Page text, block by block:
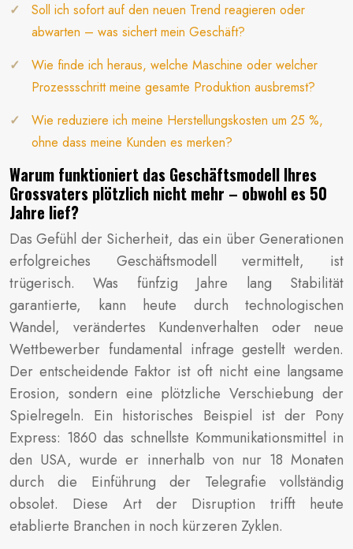
Soll ich sofort auf den neuen Trend reagieren oder
abwarten – was sichert mein Geschäft?
Wie finde ich heraus, welche Maschine oder welcher
Prozessschritt meine gesamte Produktion ausbremst?
Wie reduziere ich meine Herstellungskosten um 25 %,
ohne dass meine Kunden es merken?
Warum funktioniert das Geschäftsmodell Ihres
Grossvaters plötzlich nicht mehr – obwohl es 50
Jahre lief?
Das Gefühl der Sicherheit, das ein über Generationen
erfolgreiches Geschäftsmodell vermittelt, ist
trügerisch. Was fünfzig Jahre lang Stabilität
garantierte, kann heute durch technologischen
Wandel, verändertes Kundenverhalten oder neue
Wettbewerber fundamental infrage gestellt werden.
Der entscheidende Faktor ist oft nicht eine langsame
Erosion, sondern eine plötzliche Verschiebung der
Spielregeln. Ein historisches Beispiel ist der Pony
Express: 1860 das schnellste Kommunikationsmittel in
den USA, wurde er innerhalb von nur 18 Monaten
durch die Einführung der Telegrafie vollständig
obsolet. Diese Art der Disruption trifft heute
etablierte Branchen in noch kürzeren Zyklen.